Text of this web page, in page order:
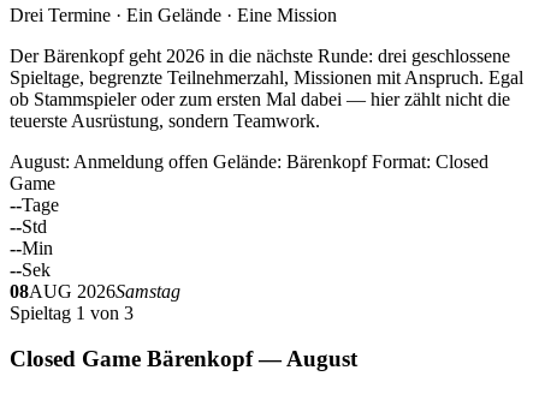
Drei Termine · Ein Gelände · Eine Mission
Der Bärenkopf geht 2026 in die nächste Runde: drei geschlossene
Spieltage, begrenzte Teilnehmerzahl, Missionen mit Anspruch. Egal
ob Stammspieler oder zum ersten Mal dabei — hier zählt nicht die
teuerste Ausrüstung, sondern Teamwork.
August: Anmeldung offen Gelände: Bärenkopf Format: Closed
Game
--Tage
--Std
--Min
--Sek
08AUG 2026Samstag
Spieltag 1 von 3
Closed Game Bärenkopf — August